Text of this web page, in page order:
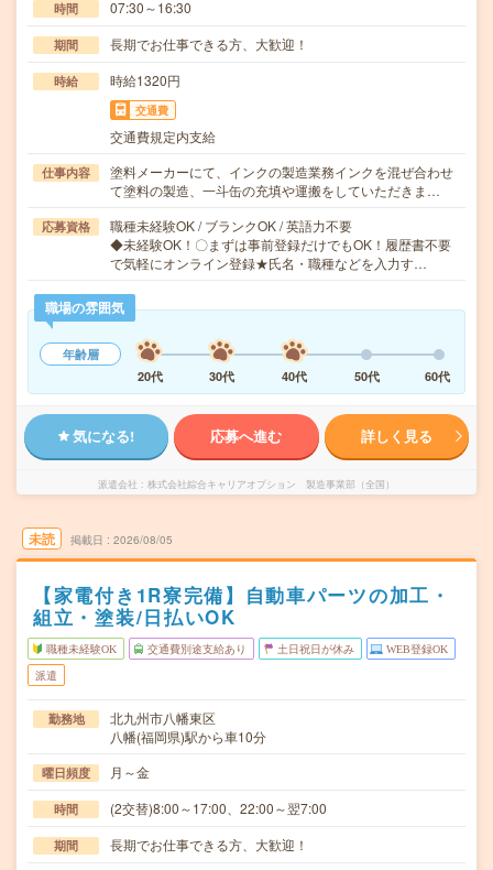
時間 07:30～16:30
期間 長期でお仕事できる方、大歓迎！
時給 時給1320円
交通費
交通費規定内支給
仕事内容
塗料メーカーにて、インクの製造業務インクを混ぜ合わせ
て塗料の製造、一斗缶の充填や運搬をしていただきま…
応募資格
職種未経験OK / ブランクOK / 英語力不要
◆未経験OK！〇まずは事前登録だけでもOK！履歴書不要
で気軽にオンライン登録★氏名・職種などを入力す…
職場の雰囲気
年齢層
20代
30代 40代 50代 60代
気になる! 応募へ進む 詳しく見る
派遣会社 株式会社綜合キャリアオプション 製造事業部（全国）
未読 掲載日 2026/08/05
【家電付き1R寮完備】自動車パーツの加工・
組立・塗装/日払いOK
職種未経験OK 交通費別途支給あり 土日祝日が休み WEB登録OK
派遣
勤務地
北九州市八幡東区
八幡(福岡県)駅から車10分
曜日頻度 月～金
時間 (2交替)8:00～17:00、22:00～翌7:00
期間 長期でお仕事できる方、大歓迎！